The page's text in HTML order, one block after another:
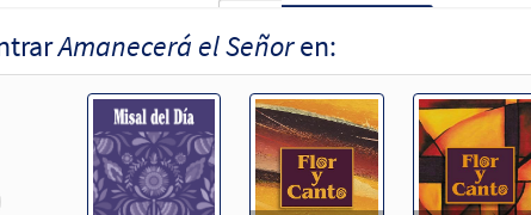
el Señor [Acompañamiento Guitarra - Descargue]
Spanish Missal Accompaniment Books
DIGITAL Agregar al carrito
Amanecerá el Señoren: